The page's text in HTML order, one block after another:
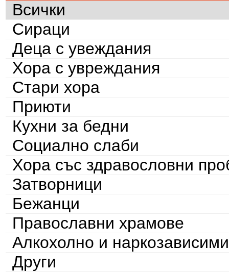
Всички
Сираци
Деца с увеждания
Хора с увреждания
Стари хора
Приюти
Кухни за бедни
Социално слаби
Хора със здравословни
Затворници
Бежанци
Православни храмове
Алкохолно и наркозависими
Други